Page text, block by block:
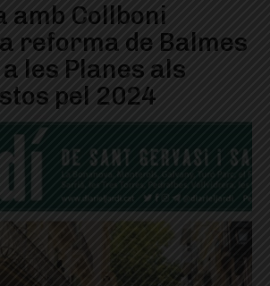
amb Collboni
reforma de Balmes
les Planes als
pel 2024